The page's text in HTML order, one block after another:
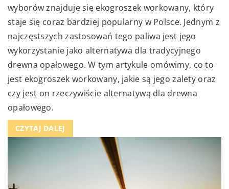
wyborów znajduje się ekogroszek workowany, który
staje się coraz bardziej popularny w Polsce. Jednym z
najczęstszych zastosowań tego paliwa jest jego
wykorzystanie jako alternatywa dla tradycyjnego
drewna opałowego. W tym artykule omówimy, co to
jest ekogroszek workowany, jakie są jego zalety oraz
czy jest on rzeczywiście alternatywą dla drewna
opałowego.
CZYTAJ DALEJ